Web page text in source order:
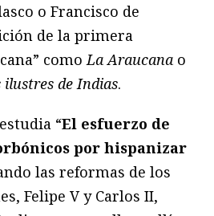
o Francisco de
de la primera
como La Araucana o
ilustres de Indias.
“El esfuerzo de
por hispanizar
las reformas de los
Felipe V y Carlos II,